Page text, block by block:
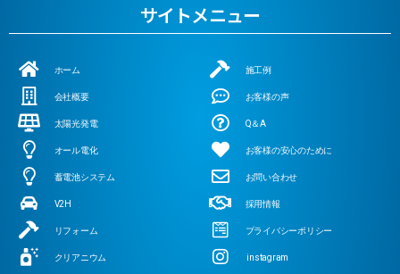
サイトメニュー
ホーム
会社概要
太陽光発電
オール電化
蓄電池システム
V2H
リフォーム
クリアニウム
施工例
お客様の声
Q＆A
お客様の安心のために
お問い合わせ
採用情報
プライバシーポリシー
instagram